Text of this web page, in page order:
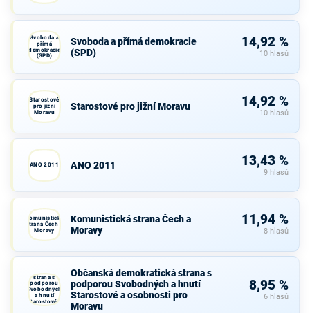
Svoboda a
přímá
demokracie
(SPD)
Svoboda a přímá demokracie
(SPD)
14,92 %
10 hlasů
Starostové
pro jižní
Moravu
Starostové pro jižní Moravu 14,92 %
10 hlasů
ANO 2011 ANO 2011 13,43 %
9 hlasů
Komunistická
strana Čech a
Moravy
Komunistická strana Čech a
Moravy
11,94 %
8 hlasů
strana s
podporou
Svobodných
a hnutí
Starostové a
osobnosti
Občanská demokratická strana s
podporou Svobodných a hnutí
Starostové a osobnosti pro
Moravu
8,95 %
6 hlasů